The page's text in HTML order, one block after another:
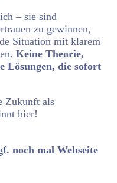
– sie sind
zu gewinnen,
Situation mit klarem
Keine Theorie,
Lösungen, die sofort
Zukunft als
hier!
noch mal Webseite